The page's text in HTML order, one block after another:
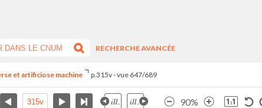
RECHERCHE AVANCÉE
et artificiose machine p.315v - vue 647/689
90%